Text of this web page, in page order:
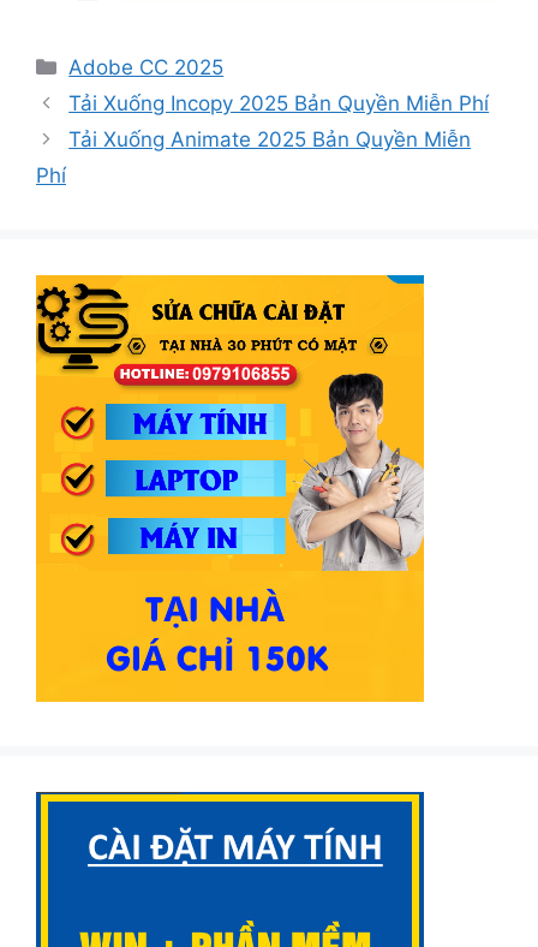
Danh
mục
Adobe CC 2025
Tải Xuống Incopy 2025 Bản Quyền Miễn Phí
Tải Xuống Animate 2025 Bản Quyền Miễn
Phí